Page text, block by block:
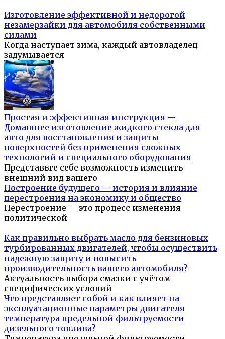
Изготовление эффективной и недорогой
незамерзайки для автомобиля собственными
силами
Когда наступает зима, каждый автовладелец
задумывается
Простая и эффективная инструкция —
Домашнее изготовление жидкого стекла для
авто для восстановления и защиты
поверхностей без применения сложных
технологий и специального оборудования
Представьте себе возможность изменить
внешний вид вашего
Построение будущего — история и влияние
перестроения на экономику и общество
Перестроение — это процесс изменения
политической
Как правильно выбрать масло для бензиновых
турбированных двигателей, чтобы осуществить
надежную защиту и повысить
производительность вашего автомобиля?
Актуальность выбора смазки с учётом
специфических условий
Что представляет собой и как влияет на
эксплуатационные параметры двигателя
температура предельной фильтруемости
дизельного топлива?